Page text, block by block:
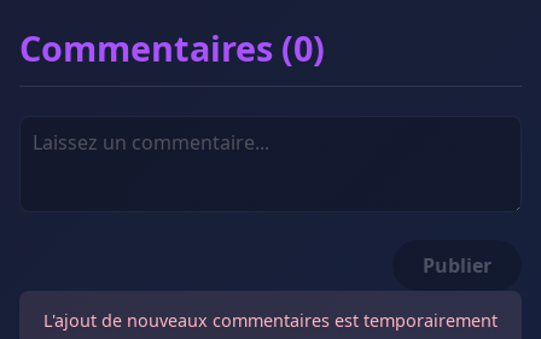
Commentaires (0)
Publier
L'ajout de nouveaux commentaires est temporairement